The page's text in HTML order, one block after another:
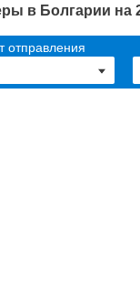
в Болгарии на
отправления